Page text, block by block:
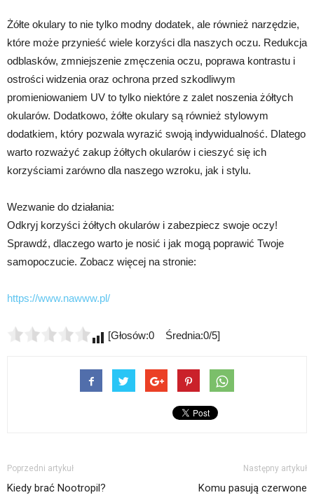
Żółte okulary to nie tylko modny dodatek, ale również narzędzie,
które może przynieść wiele korzyści dla naszych oczu. Redukcja
odblasków, zmniejszenie zmęczenia oczu, poprawa kontrastu i
ostrości widzenia oraz ochrona przed szkodliwym
promieniowaniem UV to tylko niektóre z zalet noszenia żółtych
okularów. Dodatkowo, żółte okulary są również stylowym
dodatkiem, który pozwala wyrazić swoją indywidualność. Dlatego
warto rozważyć zakup żółtych okularów i cieszyć się ich
korzyściami zarówno dla naszego wzroku, jak i stylu.
Wezwanie do działania:
Odkryj korzyści żółtych okularów i zabezpiecz swoje oczy!
Sprawdź, dlaczego warto je nosić i jak mogą poprawić Twoje
samopoczucie. Zobacz więcej na stronie:
https://www.nawww.pl/
[Głosów:0 Średnia:0/5]
Poprzedni artykuł
Kiedy brać Nootropil?
Następny artykuł
Komu pasują czerwone